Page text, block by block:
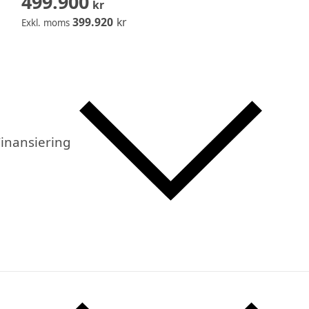
kr
Exkl. moms 399.920kr